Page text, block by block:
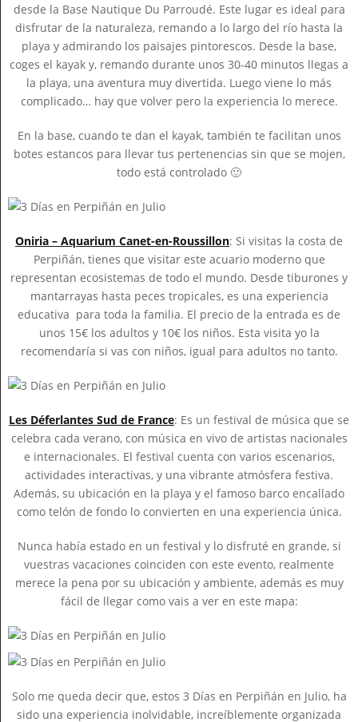
desde la Base Nautique Du Parroudé. Este lugar es ideal para
disfrutar de la naturaleza, remando a lo largo del río hasta la
playa y admirando los paisajes pintorescos. Desde la base,
coges el kayak y, remando durante unos 30-40 minutos llegas a
la playa, una aventura muy divertida. Luego viene lo más
complicado… hay que volver pero la experiencia lo merece.
En la base, cuando te dan el kayak, también te facilitan unos
botes estancos para llevar tus pertenencias sin que se mojen,
todo está controlado 🙂
Oniria – Aquarium Canet-en-Roussillon: Si visitas la costa de
Perpiñán, tienes que visitar este acuario moderno que
representan ecosistemas de todo el mundo. Desde tiburones y
mantarrayas hasta peces tropicales, es una experiencia
educativa para toda la familia. El precio de la entrada es de
unos 15€ los adultos y 10€ los niños. Esta visita yo la
recomendaría si vas con niños, igual para adultos no tanto.
Les Déferlantes Sud de France: Es un festival de música que se
celebra cada verano, con música en vivo de artistas nacionales
e internacionales. El festival cuenta con varios escenarios,
actividades interactivas, y una vibrante atmósfera festiva.
Además, su ubicación en la playa y el famoso barco encallado
como telón de fondo lo convierten en una experiencia única.
Nunca había estado en un festival y lo disfruté en grande, si
vuestras vacaciones coinciden con este evento, realmente
merece la pena por su ubicación y ambiente, además es muy
fácil de llegar como vais a ver en este mapa:
Solo me queda decir que, estos 3 Días en Perpiñán en Julio, ha
sido una experiencia inolvidable, increíblemente organizada